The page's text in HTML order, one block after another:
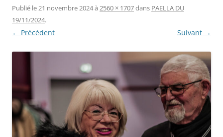
Publié le21 novembre 2024à 2560 × 1707dans PAELLA DU
19/11/2024.
← Précédent Suivant →